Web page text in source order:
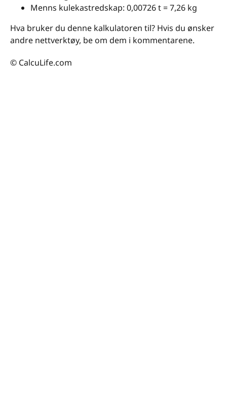
Menns kulekastredskap: 0,00726 t = 7,26 kg
Hva bruker du denne kalkulatoren til? Hvis du ønsker
andre nettverktøy, be om dem i kommentarene.
© CalcuLife.com